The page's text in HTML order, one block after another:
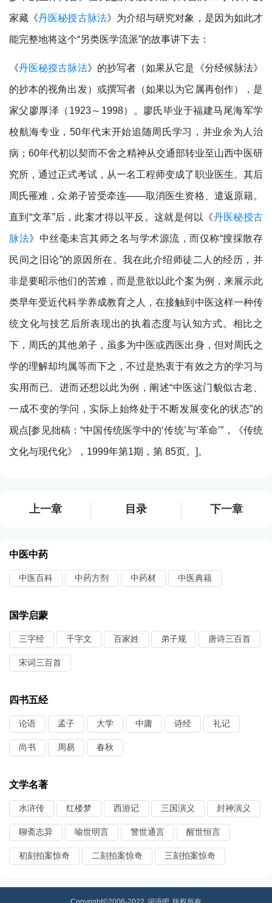
家藏《丹医秘授古脉法》为介绍与研究对象，是因为如此才
能完整地将这个“另类医学流派”的故事讲下去：
《丹医秘授古脉法》的抄写者（如果从它是《分经候脉法》
的抄本的视角出发）或撰写者（如果以为它属再创作），是
家父廖厚泽（1923～1998）。廖氏毕业于福建马尾海军学
校航海专业，50年代末开始追随周氏学习，并业余为人治
病；60年代初以契而不舍之精神从交通部转业至山西中医研
究所，通过正式考试，从一名工程师变成了职业医生。其后
周氏罹难，众弟子皆受牵连——取消医生资格、遣返原籍。
直到“文革”后，此案才得以平反。这就是何以《丹医秘授古
脉法》中丝毫未言其师之名与学术源流，而仅称“搜採散存
民间之旧论”的原因所在。我在此介绍师徒二人的经历，并
非是要昭示他们的苦难，而是意欲以此个案为例，来展示此
类早年受近代科学养成教育之人，在接触到中医这样一种传
统文化与技艺后所表现出的执着态度与认知方式。相比之
下，周氏的其他弟子，虽多为中医或西医出身，但对周氏之
学的理解却均属等而下之，不过是热衷于有效之方的学习与
实用而已。进而还想以此为例，阐述“中医这门貌似古老、
一成不变的学问，实际上始终处于不断发展变化的状态”的
观点[参见拙稿：“中国传统医学中的‘传统’与‘革命’”，《传统
文化与现代化》，1999年第1期，第 85页。]。
上一章 目录 下一章
中医中药
中医百科 中药方剂 中药材 中医典籍
国学启蒙
三字经 千字文 百家姓 弟子规 唐诗三百首
宋词三百首
四书五经
论语 孟子 大学 中庸 诗经 礼记
尚书 周易 春秋
文学名著
水浒传 红楼梦 西游记 三国演义 封神演义
聊斋志异 喻世明言 警世通言 醒世恒言
初刻拍案惊奇 二刻拍案惊奇 三刻拍案惊奇